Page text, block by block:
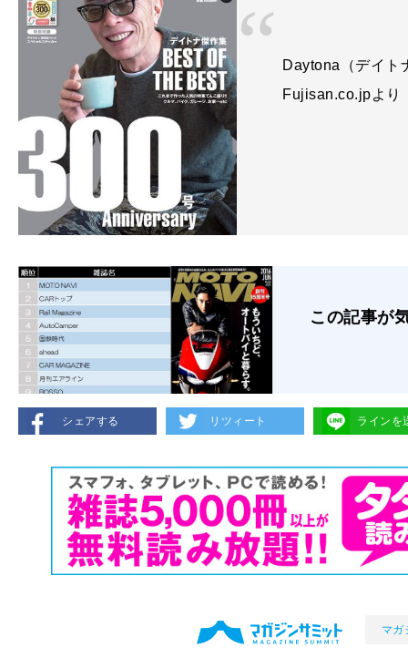
Daytona（デイ
Fujisan.co.jpより
この記事が
シェアする リツィート ラインを
マガ